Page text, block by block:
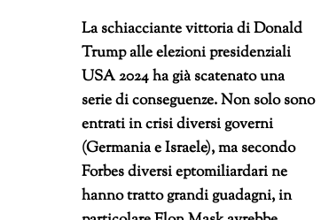
La schiacciante vittoria di Donald
Trump alle elezioni presidenziali
USA 2024 ha già scatenato una
serie di conseguenze. Non solo sono
entrati in crisi diversi governi
(Germania e Israele), ma secondo
Forbes diversi eptomiliardari ne
hanno tratto grandi guadagni, in